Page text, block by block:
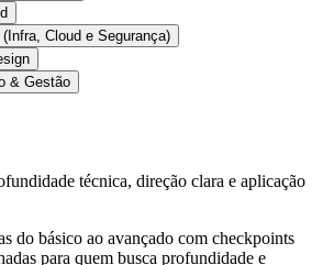
(Infra, Cloud e Segurança)
& Gestão
técnica, direção clara e aplicação
do básico ao avançado com checkpoints
para quem busca profundidade e